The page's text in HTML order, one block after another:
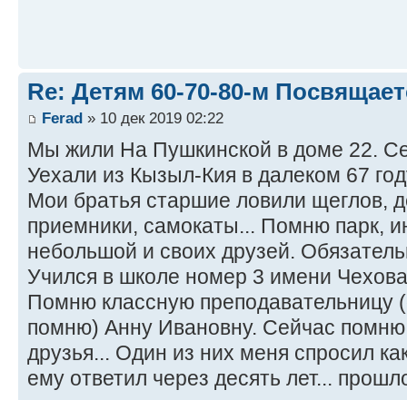
Re: Детям 60-70-80-м
Ferad » 10 дек 2019 02:22
Мы жили На Пушкинской в доме 22.
Уехали из Кызыл-Кия в далеком 67
Мои братья старшие ловили щеглов,
приемники, самокаты... Помню парк,
небольшой и своих друзей.
Учился в школе номер 3 имени
Помню классную
помню) Анну Ивановну. Сейчас
друзья... Один из них меня спросил
ему ответил через десять лет...